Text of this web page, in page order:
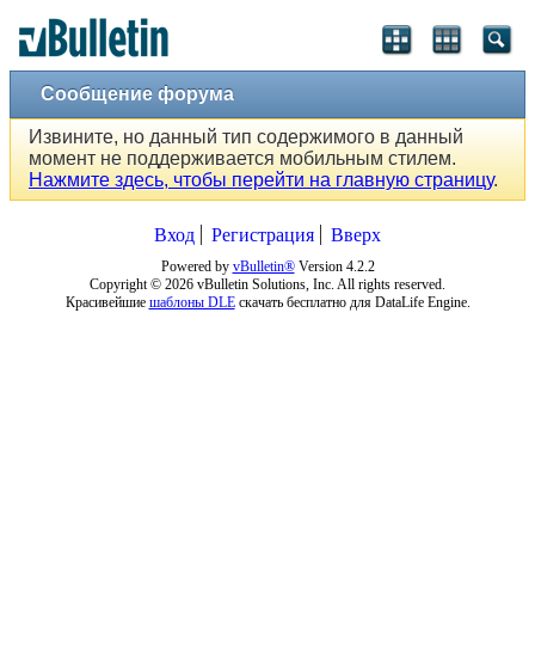
Сообщение форума
Извините, но данный тип содержимого в данный
момент не поддерживается мобильным стилем.
Нажмите здесь, чтобы перейти на главную страницу.
Вход Регистрация Вверх
Powered by vBulletin®Version 4.2.2
Copyright © 2026 vBulletin Solutions, Inc. All rights reserved.
Красивейшие шаблоны DLEскачать бесплатно для DataLife Engine.